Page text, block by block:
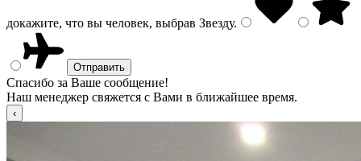
докажите, что вы человек, выбрав Звезду.
Спасибо за Ваше сообщение!
Наш менеджер свяжется с Вами в ближайшее время.